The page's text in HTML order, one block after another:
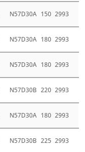
N57D30A 150 2993
N57D30A 180 2993
N57D30A 180 2993
N57D30B 220 2993
N57D30A 180 2993
N57D30B 225 2993